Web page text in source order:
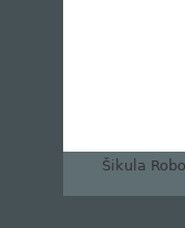
Šikula